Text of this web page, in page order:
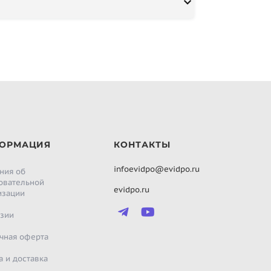
об
оферта
и доставка
КОНТАКТЫ
infoevidpo@evidpo.ru
evidpo.ru